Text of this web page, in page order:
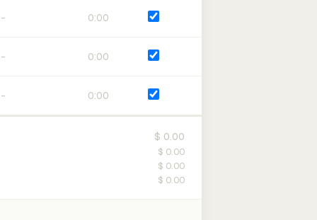
0:00
0:00
0:00
$ 0.00
$ 0.00
$ 0.00
$ 0.00